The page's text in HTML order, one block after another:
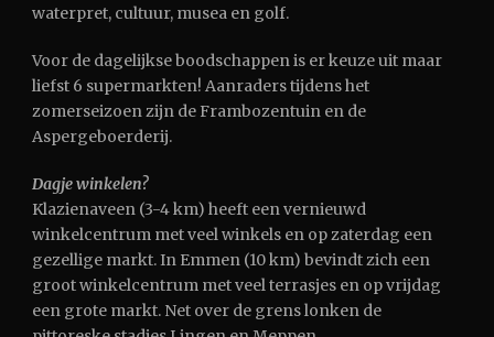
waterpret, cultuur, musea en golf.
Voor de dagelijkse boodschappen is er keuze uit maar
liefst 6 supermarkten! Aanraders tijdens het
zomerseizoen zijn de Frambozentuin en de
Aspergeboerderij.
Dagje winkelen?
Klazienaveen (3-4 km) heeft een vernieuwd
winkelcentrum met veel winkels en op zaterdag een
gezellige markt. In Emmen (10 km) bevindt zich een
groot winkelcentrum met veel terrasjes en op vrijdag
een grote markt. Net over de grens lonken de